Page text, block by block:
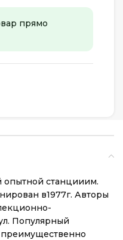
прямо
опытной станцииим.
в1977г. Авторы
Популярный